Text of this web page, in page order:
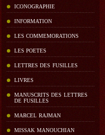
ICONOGRAPHIE
INFORMATION
LES COMMEMORATIONS
LES POETES
LETTRES DES FUSILLES
LIVRES
MANUSCRITS DES LETTRES
DE FUSILLES
MARCEL RAJMAN
MISSAK MANOUCHIAN